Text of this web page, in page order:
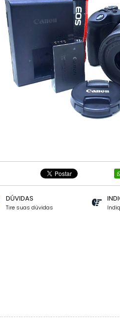
DÚVIDAS
Tire suas dúvidas